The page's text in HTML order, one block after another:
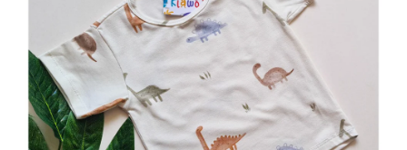
5
hviezdičiek.